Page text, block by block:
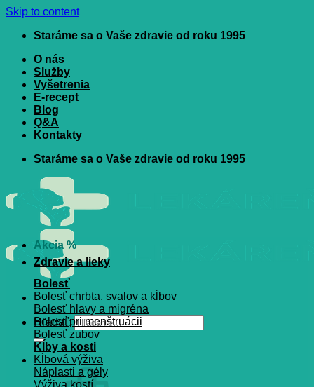
Skip to content
Staráme sa o Vaše zdravie od roku 1995
O nás
Služby
Vyšetrenia
E-recept
Blog
Q&A
Kontakty
Staráme sa o Vaše zdravie od roku 1995
Hľadať:
Akcia %
Zdravie a lieky
Bolesť
Bolesť chrbta, svalov a kĺbov
Bolesť hlavy a migréna
Bolesť pri menštruácii
Bolesť zubov
Kĺby a kosti
Kĺbová výživa
Náplasti a gély
Výživa kostí